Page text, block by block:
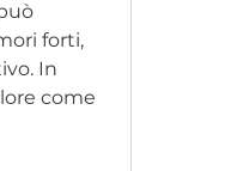
forti,
In
come